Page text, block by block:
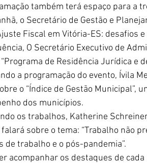
também terá espaço para a
o Secretário de Gestão e
Fiscal em Vitória-ES: desafios
O Secretário Executivo de
de Residência Jurídica e
a programação do evento, Ívila
o “Índice de Gestão
dos municípios.
os trabalhos, Katherine
falará sobre o tema: “Trabalho não
de trabalho e o pós-pandemia”.
acompanhar os destaques de